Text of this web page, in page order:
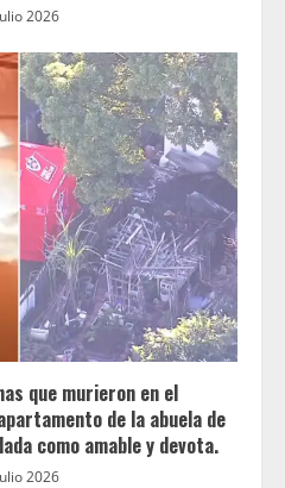
2026
que murieron en el
de la abuela de
como amable y devota.
2026